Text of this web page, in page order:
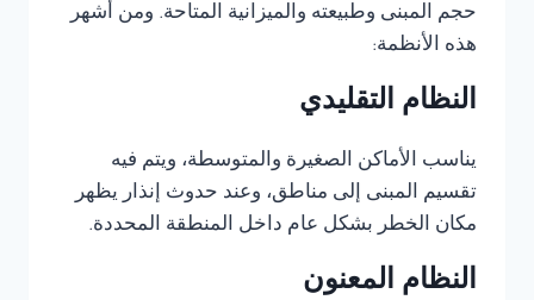
حجم المبنى وطبيعته والميزانية المتاحة. ومن أشهر
هذه الأنظمة:
النظام التقليدي
يناسب الأماكن الصغيرة والمتوسطة، ويتم فيه
تقسيم المبنى إلى مناطق، وعند حدوث إنذار يظهر
مكان الخطر بشكل عام داخل المنطقة المحددة.
النظام المعنون